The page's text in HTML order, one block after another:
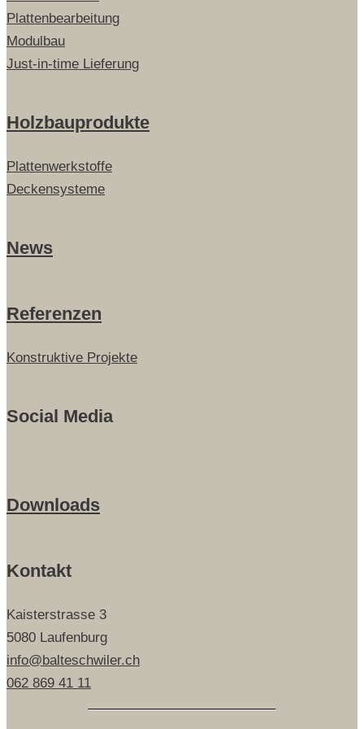
Plattenbearbeitung
Modulbau
Just-in-time Lieferung
Holzbauprodukte
Plattenwerkstoffe
Deckensysteme
News
Referenzen
Konstruktive Projekte
Social Media
Downloads
Kontakt
Kaisterstrasse 3
5080 Laufenburg
info@balteschwiler.ch
062 869 41 11